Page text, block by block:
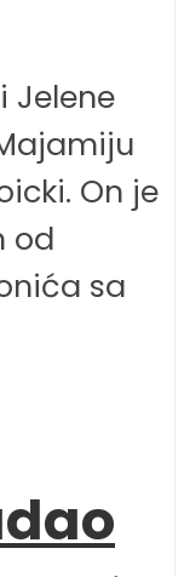
Jelene
On je
od
sa